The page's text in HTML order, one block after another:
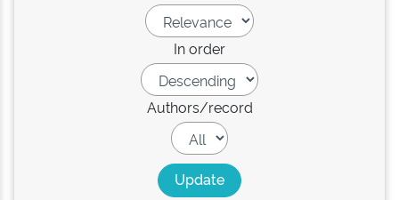
In order
Authors/record